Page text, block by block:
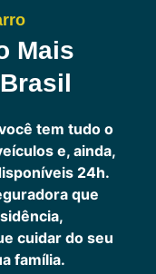
Mais
tem tudo o
e, ainda,
24h.
que
cuidar do seu
família.